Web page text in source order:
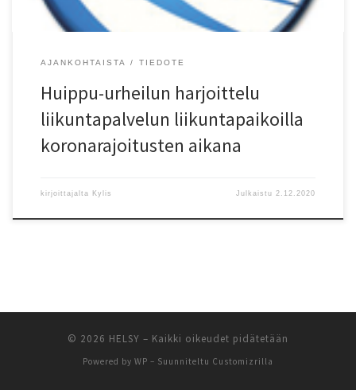
AJANKOHTAISTA TIEDOTE
Huippu-urheilun harjoittelu
liikuntapalvelun liikuntapaikoilla
koronarajoitusten aikana
kirjoittajalta Kylis Julkaistu2.12.2020
© 2026 HELSY – Kaikki oikeudet pidätetään
Powered by WP – Suunniteltu Customizrilla